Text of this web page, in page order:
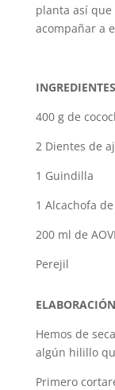
planta así
acompañar a
400 g de
2 Dientes de
1 Guindilla
1 Alcachofa
200 ml de
Perejil
ELABORACIÓN
Hemos de
algún hilillo
Primero